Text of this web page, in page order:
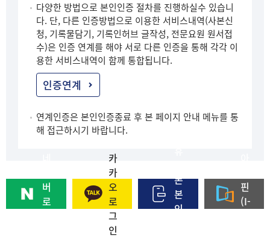
다양한 방법으로 본인인증 절차를 진행하실수 있습니
다. 단, 다른 인증방법으로 이용한 서비스내역(사본신
청, 기록물담기, 기록인허브 글작성, 전문요원 원서접
수)은 인증 연계를 해야 서로 다른 인증을 통해 각각 이
용한 서비스내역이 함께 통합됩니다.
인증연계
연계인증은 본인인증종료 후 본 페이지 안내 메뉴를 통
해 접근하시기 바랍니다.
버
로
카
카
오
로
그
인
폰
본
인
핀
(I-